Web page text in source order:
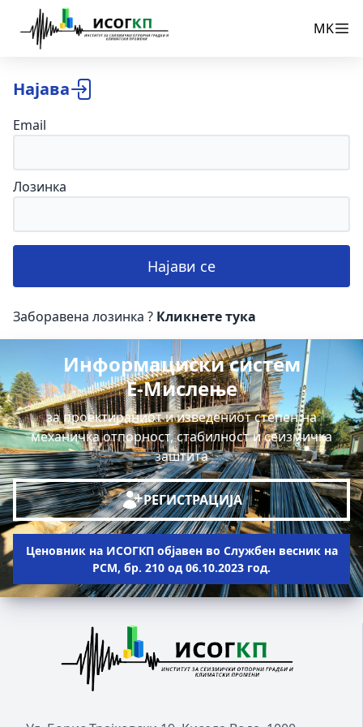
MK
Најава
Email
Лозинка
Најави се
Заборавена лозинка ? Кликнете тука
Информациски систем
Е-Мислење
за проектираниот и изведениот степен на
механичка отпорност, стабилност и сеизмичка
заштита
РЕГИСТРАЦИЈА
Ценовник на ИСОГКП објавен во Службен весник на
РСМ, бр. 210 од 06.10.2023 год.